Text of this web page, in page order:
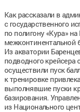
Как рассказали в
с государственного
по полигону «Кура»
межконтинентальной
Из акватории
подводного крейсера
осуществили пуск
к тренировке
выполнявшие пуски
базирования.
из Национального